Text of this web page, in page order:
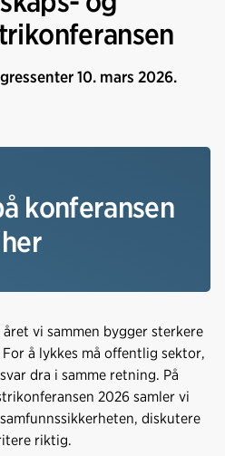
10. mars 2026.
konferansen
her
vi sammen bygger sterkere
å lykkes må offentlig sektor,
dra i samme retning. På
2026 samler vi
diskutere
riktig.